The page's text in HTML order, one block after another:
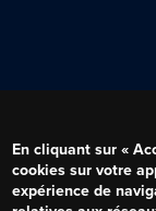
de
En cliquant sur «
cookies sur votre
expérience de